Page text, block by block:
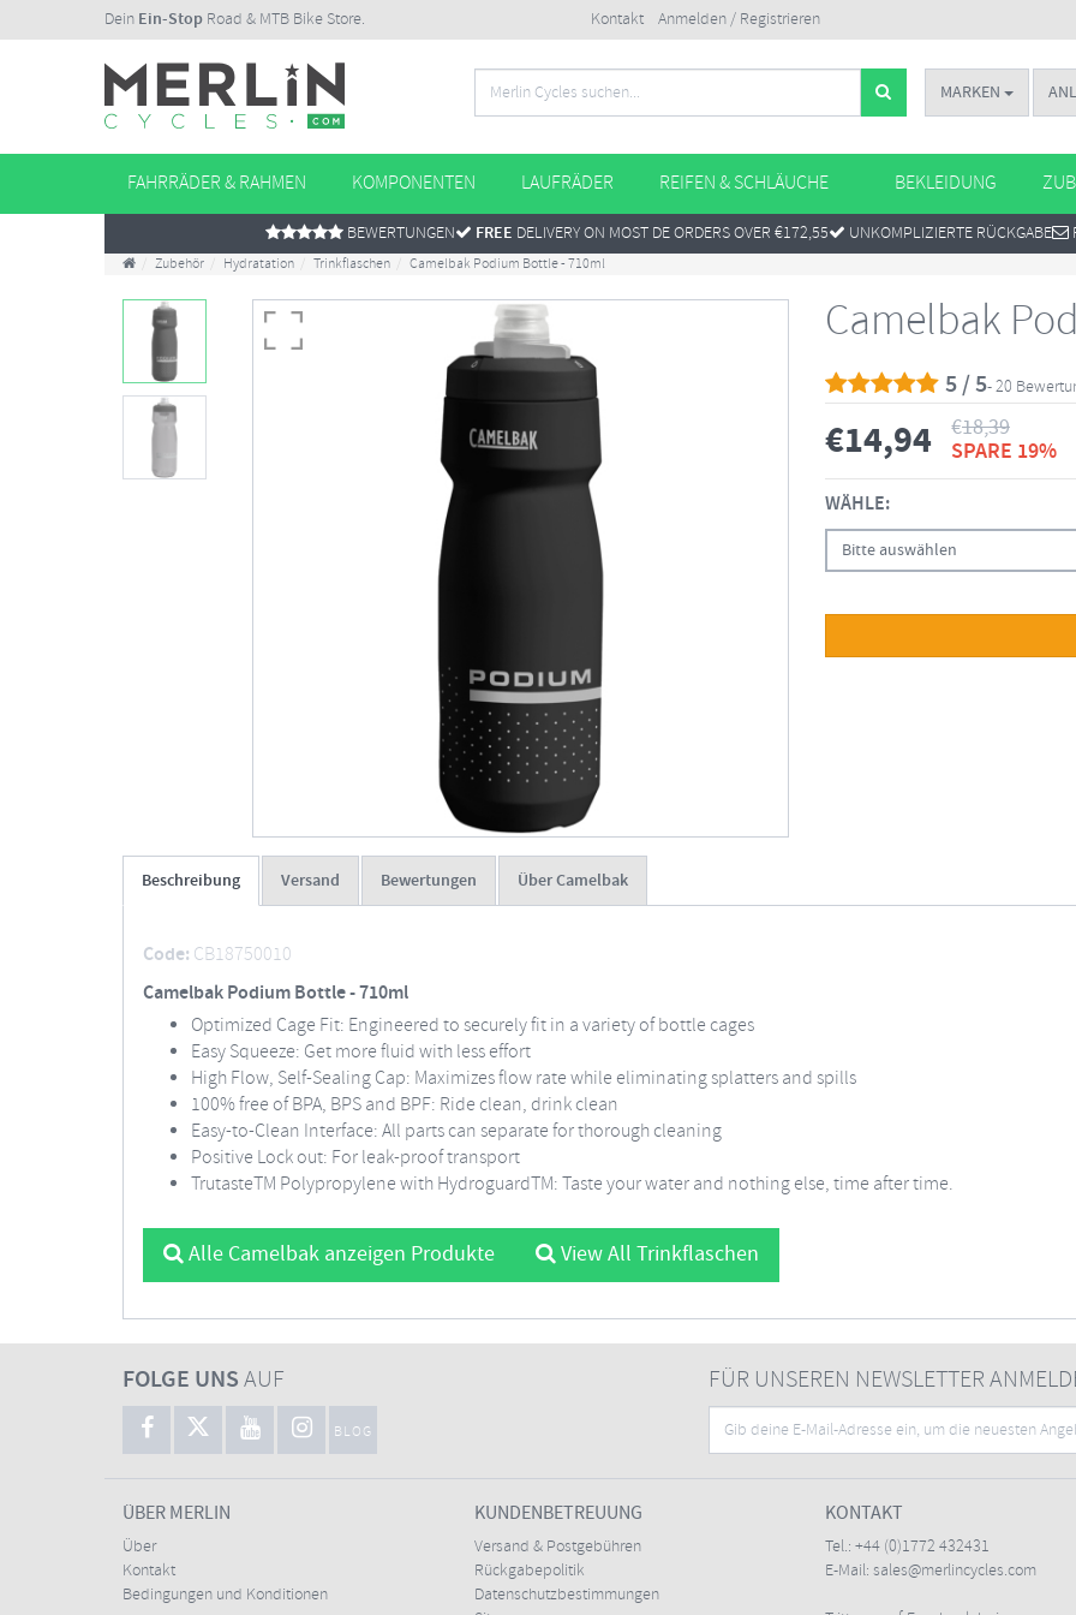
Dein Ein-Stop Road & MTB Bike Store. Kontakt Anmelden / Registrieren
MARKEN
FAHRRÄDER & RAHMEN KOMPONENTEN LAUFRÄDER REIFEN & SCHLÄUCHE BEKLEIDUNG
BEWERTUNGEN FREE DELIVERY ON MOST DE ORDERS OVER €172,55 UNKOMPLIZIERTE RÜCKGABE
Zubehör Hydratation Trinkflaschen Camelbak Podium Bottle - 710ml
Camelbak
5 / 5- 20
€14,94 €18,39
SPARE 19%
WÄHLE:
Bitte auswählen
Beschreibung Versand Bewertungen Über Camelbak
Code: CB18750010
Camelbak Podium Bottle - 710ml
Optimized Cage Fit: Engineered to securely fit in a variety of bottle cages
Easy Squeeze: Get more fluid with less effort
High Flow, Self-Sealing Cap: Maximizes flow rate while eliminating splatters and spills
100% free of BPA, BPS and BPF: Ride clean, drink clean
Easy-to-Clean Interface: All parts can separate for thorough cleaning
Positive Lock out: For leak-proof transport
TrutasteTM Polypropylene with HydroguardTM: Taste your water and nothing else, time after time.
Alle Camelbak anzeigen Produkte View All Trinkflaschen
FOLGE UNSAUF
BLOG
FÜR UNSEREN NEWSLETTER
ÜBER MERLIN
Über
Kontakt
Bedingungen und Konditionen
KUNDENBETREUUNG
Versand & Postgebühren
Rückgabepolitik
Datenschutzbestimmungen
KONTAKT
Tel.: +44 (0)1772 432431
E-Mail: sales@merlincycles.com